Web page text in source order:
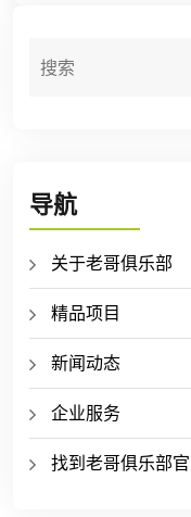
导航
关于老哥俱乐部
精品项目
新闻动态
企业服务
找到老哥俱乐部